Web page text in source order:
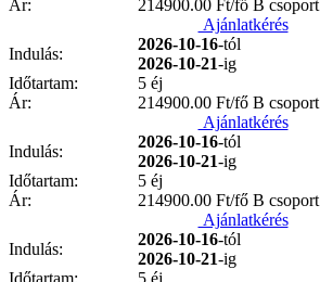
Ár:
214900.00 Ft/fő B csoport
Ajánlatkérés
Indulás:
2026-10-16-tól
2026-10-21-ig
Időtartam:
5 éj
Ár:
214900.00 Ft/fő B csoport
Ajánlatkérés
Indulás:
2026-10-16-tól
2026-10-21-ig
Időtartam:
5 éj
Ár:
214900.00 Ft/fő B csoport
Ajánlatkérés
Indulás:
2026-10-16-tól
2026-10-21-ig
Időtartam:
5 éj